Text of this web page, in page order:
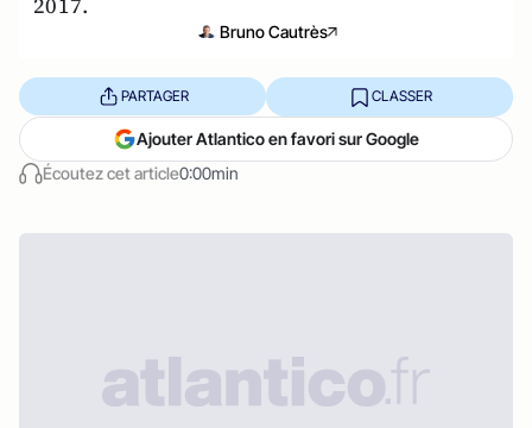
Bruno Cautrès
Écoutez cet article0:00min
PARTAGER CLASSER
Ajouter Atlantico en favori sur Google